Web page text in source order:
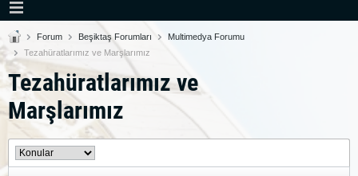
Forum Beşiktaş Forumları
Multimedya Forumu
Tezahüratlarımız ve Marşlarımız
Tezahüratlarımız ve
Marşlarımız